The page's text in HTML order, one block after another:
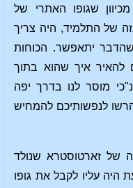
שגופו האתרי של
של התלמיד, היה צריך
יתאפשר. הכוחות
להאיר איך שהוא בתוך
מוסר לנו בדרך יפה
לנפשותיכם להמחיש
של זארטוסטרא שנולד
היה עליו לקבל את גופו